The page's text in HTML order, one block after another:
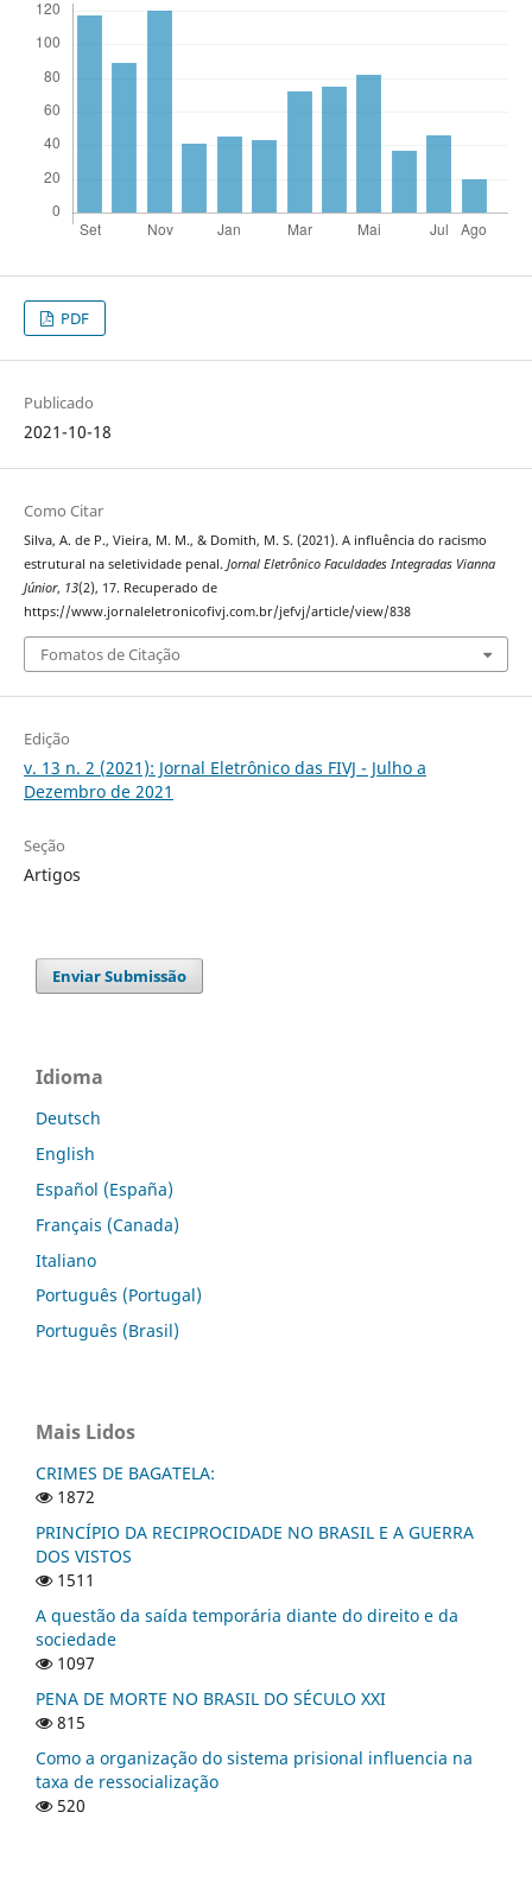
PDF
Publicado
2021-10-18
Como Citar
Silva, A. de P., Vieira, M. M., & Domith, M. S. (2021). A influência do racismo
estrutural na seletividade penal. Jornal Eletrônico Faculdades Integradas Vianna
Júnior, 13(2), 17. Recuperado de
https://www.jornaleletronicofivj.com.br/jefvj/article/view/838
Fomatos de Citação
Edição
v. 13 n. 2 (2021): Jornal Eletrônico das FIVJ - Julho a
Dezembro de 2021
Seção
Artigos
Enviar Submissão
Idioma
Deutsch
English
Español (España)
Français (Canada)
Italiano
Português (Portugal)
Português (Brasil)
Mais Lidos
CRIMES DE BAGATELA:
1872
PRINCÍPIO DA RECIPROCIDADE NO BRASIL E A GUERRA
DOS VISTOS
1511
A questão da saída temporária diante do direito e da
sociedade
1097
PENA DE MORTE NO BRASIL DO SÉCULO XXI
815
Como a organização do sistema prisional influencia na
taxa de ressocialização
520